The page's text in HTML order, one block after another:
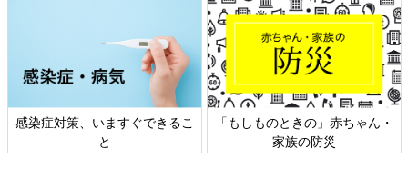
日本外来小児科学会リーフレッ
ト検討会
六星占術 細木かおりさんの人生
相談